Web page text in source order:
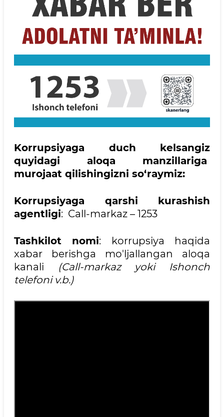
Korrupsiyaga duch kelsangiz
quyidagi aloqa manzillariga
murojaat qilishingizni so‘raymiz:
Korrupsiyaga qarshi kurashish
agentligi: Call-markaz – 1253
Tashkilot nomi: korrupsiya haqida
xabar berishga mo'ljallangan aloqa
kanali (Call-markaz yoki Ishonch
telefoni v.b.)